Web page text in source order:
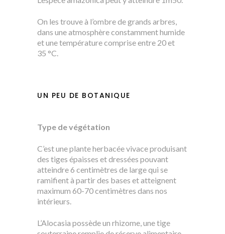
On les trouve à l’ombre de grands arbres,
dans une atmosphère constamment humide
et une température comprise entre 20 et
35 °C.
UN PEU DE BOTANIQUE
Type de végétation
C’est une plante herbacée vivace produisant
des tiges épaisses et dressées pouvant
atteindre 6 centimètres de large qui se
ramifient à partir des bases et atteignent
maximum 60-70 centimètres dans nos
intérieurs.
L’Alocasia possède un rhizome, une tige